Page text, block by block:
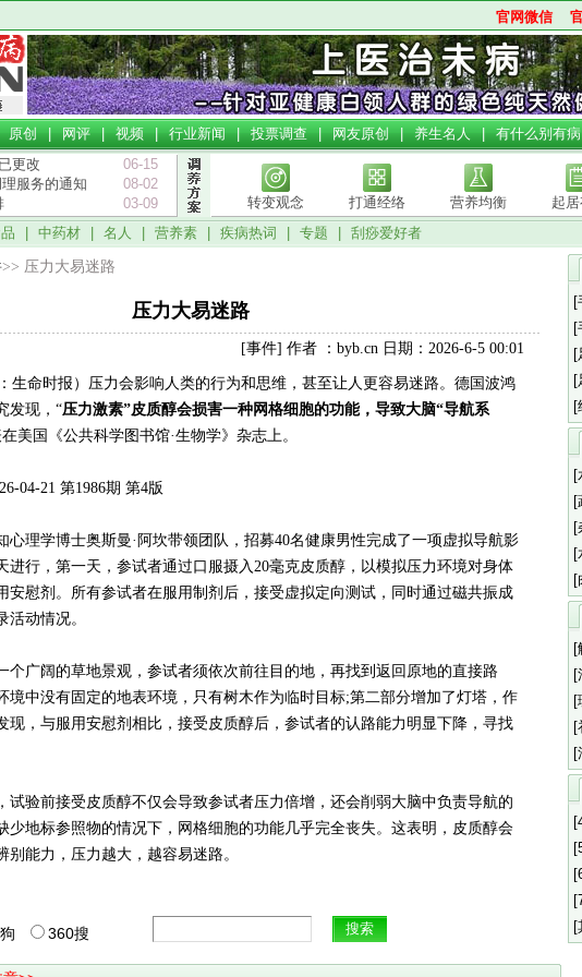
官网微信
原创|网评|视频|行业新闻|投票调查|网友原创|养生名人|有什么别有病
更改
06-15
服务的通知
08-02
03-09 转变观念 打通经络 营养均衡 起
中药材 名人 营养素 疾病热词 专题 刮痧爱好者
>> 压力大易迷路
压力大易迷路
[事件] 作者 ：byb.cn 日期：2026-6-5 00:01
生命时报） 压力会影响人类的行为和思维，甚至让人更容易迷路。德国波鸿
发现，“压力激素”皮质醇会损害一种网格细胞的功能，导致大脑“导航系
美国《公共科学图书馆·生物学》杂志上。
21 第1986期 第4版
理学博士奥斯曼·阿坎带领团队，招募40名健康男性完成了一项虚拟导航影
进行，第一天，参试者通过口服摄入20毫克皮质醇，以模拟压力环境对身体
安慰剂。所有参试者在服用制剂后，接受虚拟定向测试，同时通过磁共振成
活动情况。
广阔的草地景观，参试者须依次前往目的地，再找到返回原地的直接路
境中没有固定的地表环境，只有树木作为临时目标;第二部分增加了灯塔，作
现，与服用安慰剂相比，接受皮质醇后，参试者的认路能力明显下降，寻找
验前接受皮质醇不仅会导致参试者压力倍增，还会削弱大脑中负责导航的
少地标参照物的情况下，网格细胞的功能几乎完全丧失。这表明，皮质醇会
别能力，压力越大，越容易迷路。
360搜
[
[
[
[
[
[
[
[
[
[
[
[
[
[
[
[